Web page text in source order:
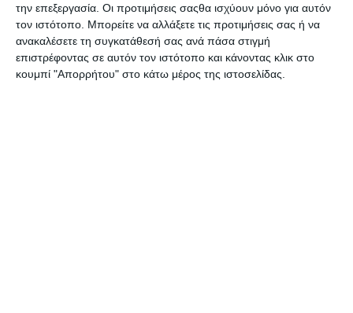
την επεξεργασία. Οι προτιμήσεις σαςθα ισχύουν μόνο για αυτόν
τον ιστότοπο. Μπορείτε να αλλάξετε τις προτιμήσεις σας ή να
ανακαλέσετε τη συγκατάθεσή σας ανά πάσα στιγμή
επιστρέφοντας σε αυτόν τον ιστότοπο και κάνοντας κλικ στο
κουμπί "Απορρήτου" στο κάτω μέρος της ιστοσελίδας.